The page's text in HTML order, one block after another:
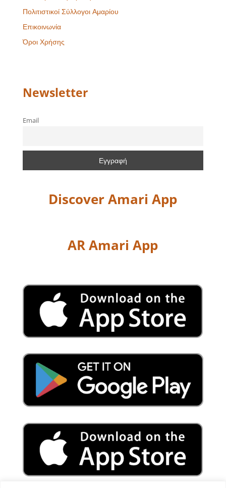
Πολιτιστικοί Σύλλογοι Αμαρίου
Επικοινωνία
Όροι Χρήσης
Newsletter
Email
Discover Amari App
AR Amari App